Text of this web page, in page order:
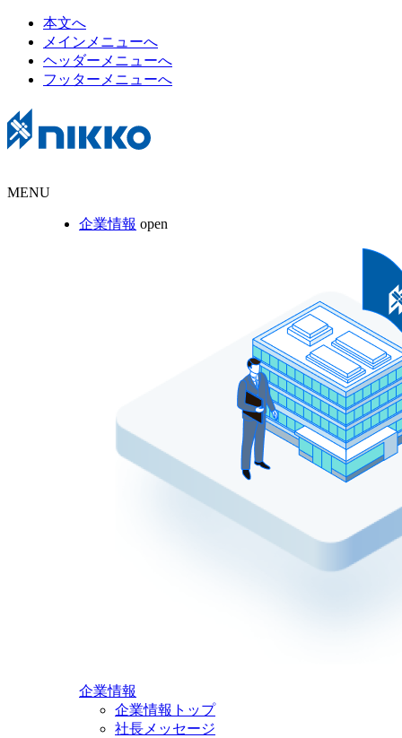
本文へ
メインメニューへ
ヘッダーメニューへ
フッターメニューへ
MENU
企業情報 open
企業情報
企業情報トップ
社長メッセージ